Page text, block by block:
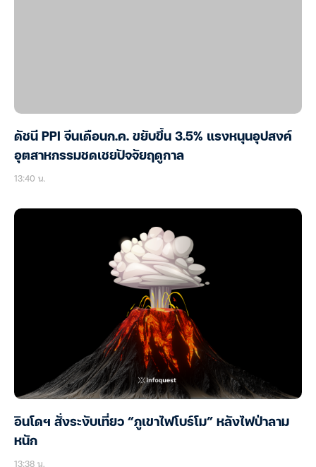
ดัชนี PPI จีนเดือนก.ค. ขยับขึ้น 3.5% แรงหนุนอุปสงค์
อุตสาหกรรมชดเชยปัจจัยฤดูกาล
13:40 น.
อินโดฯ สั่งระงับเที่ยว “ภูเขาไฟโบร์โม” หลังไฟป่าลาม
หนัก
13:38 น.